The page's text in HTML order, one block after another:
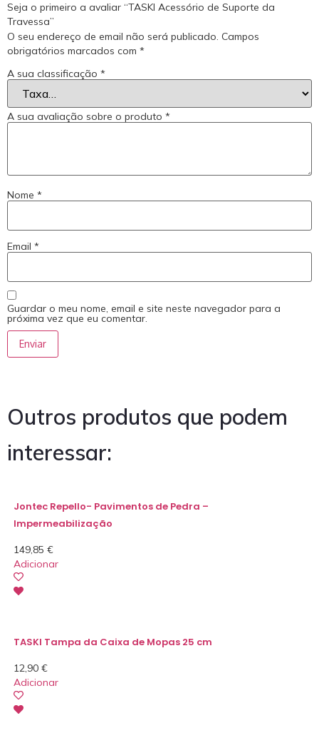
Seja o primeiro a avaliar “TASKI Acessório de Suporte da
Travessa”
O seu endereço de email não será publicado. Campos
obrigatórios marcados com *
A sua classificação *
A sua avaliação sobre o produto *
Nome *
Email *
Guardar o meu nome, email e site neste navegador para a
próxima vez que eu comentar.
Outros produtos que podem
interessar:
Jontec Repello- Pavimentos de Pedra –
Impermeabilização
149,85 €
Adicionar
TASKI Tampa da Caixa de Mopas 25 cm
12,90 €
Adicionar